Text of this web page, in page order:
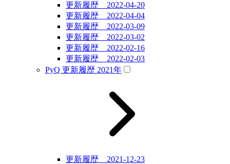
更新履歴 2022-04-20
更新履歴 2022-04-04
更新履歴 2022-03-09
更新履歴 2022-03-02
更新履歴 2022-02-16
更新履歴 2022-02-03
PyQ 更新履歴 2021年
更新履歴 2021-12-23